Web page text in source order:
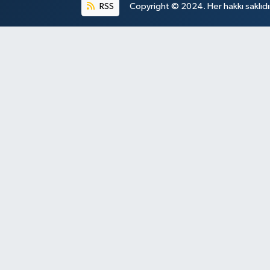
RSS Copyright © 2024. Her hakkı